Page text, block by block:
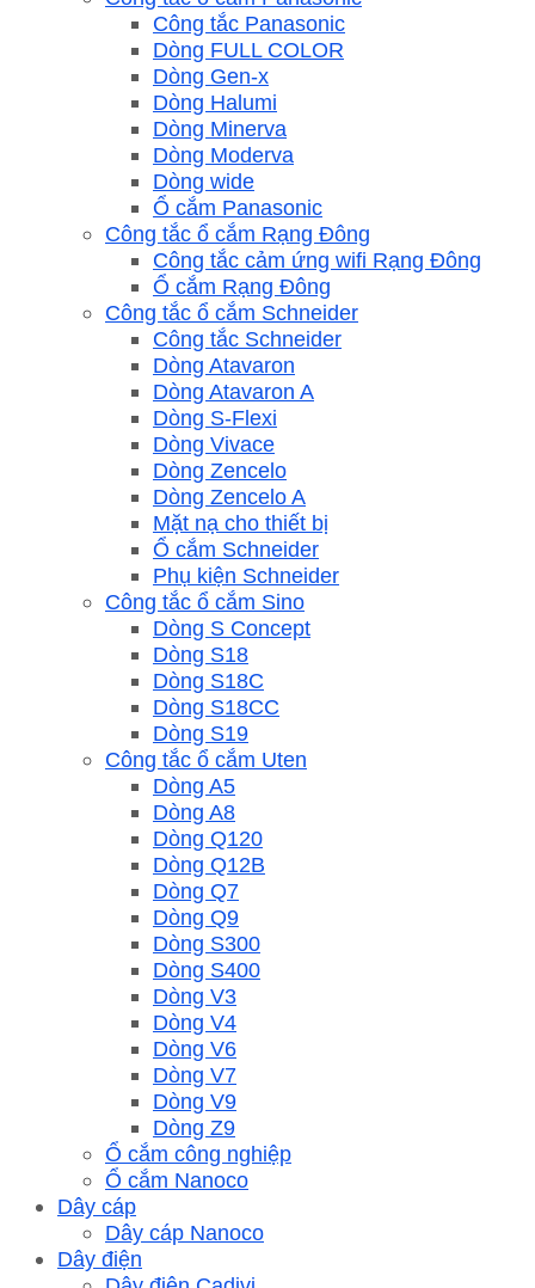
Công tắc Panasonic
Dòng FULL COLOR
Dòng Gen-x
Dòng Halumi
Dòng Minerva
Dòng Moderva
Dòng wide
Ổ cắm Panasonic
Công tắc ổ cắm Rạng Đông
Công tắc cảm ứng wifi Rạng Đông
Ổ cắm Rạng Đông
Công tắc ổ cắm Schneider
Công tắc Schneider
Dòng Atavaron
Dòng Atavaron A
Dòng S-Flexi
Dòng Vivace
Dòng Zencelo
Dòng Zencelo A
Mặt nạ cho thiết bị
Ổ cắm Schneider
Phụ kiện Schneider
Công tắc ổ cắm Sino
Dòng S Concept
Dòng S18
Dòng S18C
Dòng S18CC
Dòng S19
Công tắc ổ cắm Uten
Dòng A5
Dòng A8
Dòng Q120
Dòng Q12B
Dòng Q7
Dòng Q9
Dòng S300
Dòng S400
Dòng V3
Dòng V4
Dòng V6
Dòng V7
Dòng V9
Dòng Z9
Ổ cắm công nghiệp
Ổ cắm Nanoco
Dây cáp
Dây cáp Nanoco
Dây điện